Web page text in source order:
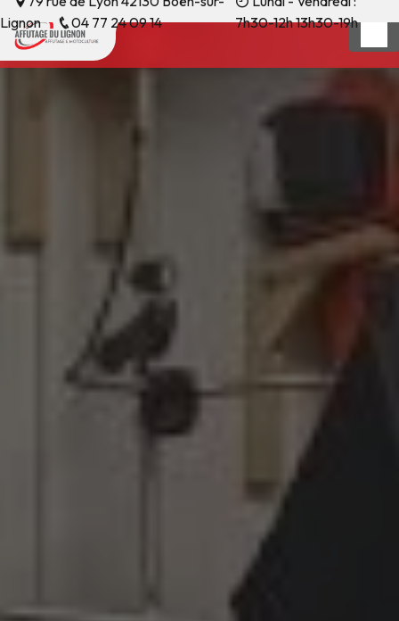
Lignon
04 77 24 09 14
7h30-12h 13h30-19h
Panneau de gestion des cookies